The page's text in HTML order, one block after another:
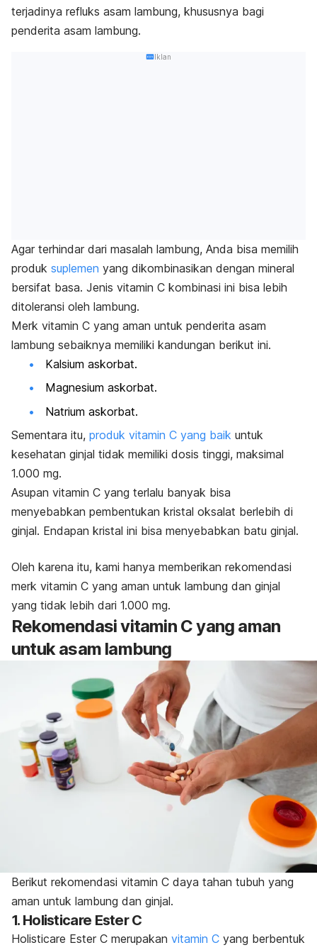
terjadinya refluks asam lambung, khususnya bagi
penderita asam lambung.
Iklan
Agar terhindar dari masalah lambung, Anda bisa memilih
produk suplemen yang dikombinasikan dengan mineral
bersifat basa. Jenis vitamin C kombinasi ini bisa lebih
ditoleransi oleh lambung.
Merk vitamin C yang aman untuk penderita asam
lambung sebaiknya memiliki kandungan berikut ini.
Kalsium askorbat.
Magnesium askorbat.
Natrium askorbat.
Sementara itu, produk vitamin C yang baik untuk
kesehatan ginjal tidak memiliki dosis tinggi, maksimal
1.000 mg.
Asupan vitamin C yang terlalu banyak bisa
menyebabkan pembentukan kristal oksalat berlebih di
ginjal. Endapan kristal ini bisa menyebabkan batu ginjal.
Oleh karena itu, kami hanya memberikan rekomendasi
merk vitamin C yang aman untuk lambung dan ginjal
yang tidak lebih dari 1.000 mg.
Rekomendasi vitamin C yang aman
untuk asam lambung
Berikut rekomendasi vitamin C daya tahan tubuh yang
aman untuk lambung dan ginjal.
1. Holisticare Ester C
Holisticare Ester C merupakan vitamin C yang berbentuk